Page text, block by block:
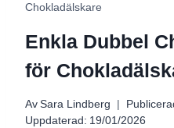
Chokladälskare
Enkla Dubbel
för
Av Sara Lindberg
Uppdaterad: 19/01/2026